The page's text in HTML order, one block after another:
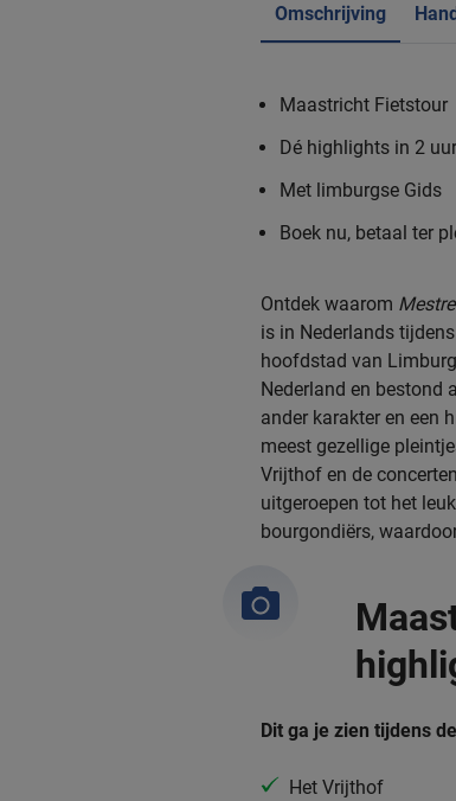
Omschrijving
Maastricht Fietstour
Dé highlights in 2 uur
Met limburgse Gids
Boek nu, betaal ter
Ontdek waarom
is in Nederlands
hoofdstad van
Nederland en bestond
ander karakter en een
meest gezellige
Vrijthof en de
uitgeroepen tot het
bourgondiërs,
Dit ga je zien tijdens
Het Vrijthof